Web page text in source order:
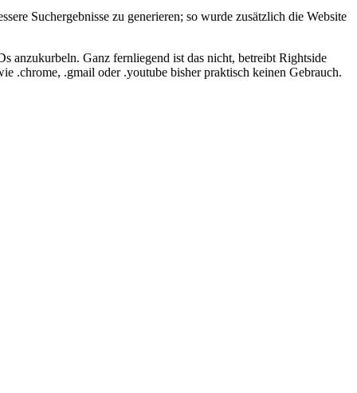
Suchergebnisse zu generieren; so wurde zusätzlich die Website
anzukurbeln. Ganz fernliegend ist das nicht, betreibt Rightside
.chrome, .gmail oder .youtube bisher praktisch keinen Gebrauch.